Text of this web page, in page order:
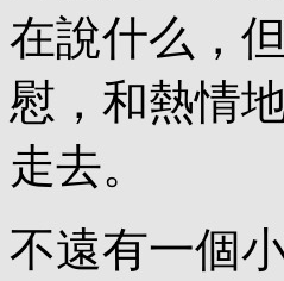
在說什么，
慰，和熱情
走去。
不遠有一個